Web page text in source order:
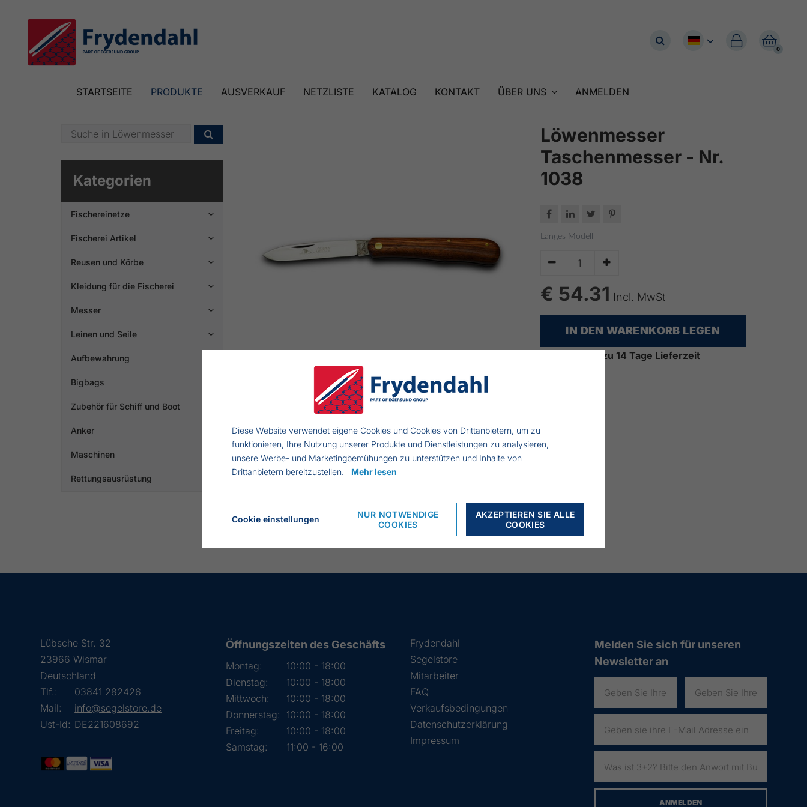

0

STARTSEITE PRODUKTE AUSVERKAUF NETZLISTE KATALOG KONTAKT ÜBER UNS ANMELDEN

Kategorien
Fischereinetze 
Fischerei Artikel 
Reusen und Körbe 
Kleidung für die Fischerei 
Messer 
Leinen und Seile 
Aufbewahrung
Bigbags
Zubehör für Schiff und Boot
Anker
Maschinen
Rettungsausrüstung
Löwenmesser
Taschenmesser - Nr.
1038
   
Langes Modell
 
€ 54.31 Incl. MwSt
IN DEN WARENKORB LEGEN
bis zu 14 Tage Lieferzeit
Taschenmesser
Lübsche Str. 32
23966 Wismar
Deutschland
Tlf.:
03841 282426
Mail:
info@segelstore.de
Ust-Id: DE221608692
Öffnungszeiten des Geschäfts
Montag:
10:00 - 18:00
Dienstag:
10:00 - 18:00
Mittwoch:
10:00 - 18:00
Donnerstag:
10:00 - 18:00
Freitag:
10:00 - 18:00
Samstag:
11:00 - 16:00
Frydendahl
Segelstore
Mitarbeiter
FAQ
Verkaufsbedingungen
Datenschutzerklärung
Impressum
Melden Sie sich für unseren
Newsletter an
Diese Website verwendet eigene Cookies und Cookies von Drittanbietern, um zu
funktionieren, Ihre Nutzung unserer Produkte und Dienstleistungen zu analysieren,
unsere Werbe- und Marketingbemühungen zu unterstützen und Inhalte von
Drittanbietern bereitzustellen. Mehr lesen
Cookie einstellungen
NUR NOTWENDIGE
COOKIES
AKZEPTIEREN SIE ALLE
COOKIES